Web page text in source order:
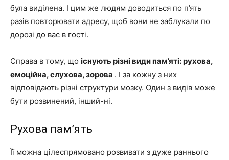
була виділена. І цим же людям доводиться по п’ять
разів повторювати адресу, щоб вони не заблукали по
дорозі до вас в гості.
Справа в тому, що існують різні види пам’яті: рухова,
емоційна, слухова, зорова . І за кожну з них
відповідають різні структури мозку. Один з видів може
бути розвинений, інший-ні.
Рухова пам’ять
Її можна цілеспрямовано розвивати з дуже раннього